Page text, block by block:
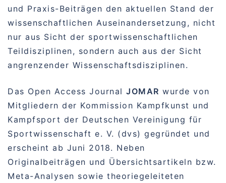
und Praxis-Beiträgen den aktuellen Stand der
wissenschaftlichen Auseinandersetzung, nicht
nur aus Sicht der sportwissenschaftlichen
Teildisziplinen, sondern auch aus der Sicht
angrenzender Wissenschaftsdisziplinen.
Das Open Access Journal JOMAR wurde von
Mitgliedern der Kommission Kampfkunst und
Kampfsport der Deutschen Vereinigung für
Sportwissenschaft e. V. (dvs) gegründet und
erscheint ab Juni 2018. Neben
Originalbeiträgen und Übersichtsartikeln bzw.
Meta-Analysen sowie theoriegeleiteten